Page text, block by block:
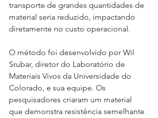
transporte de grandes quantidades de
material seria reduzido, impactando
diretamente no custo operacional.
O método foi desenvolvido por Wil
Srubar, diretor do Laboratório de
Materiais Vivos da Universidade do
Colorado, e sua equipe. Os
pesquisadores criaram um material
que demonstra resistência semelhante